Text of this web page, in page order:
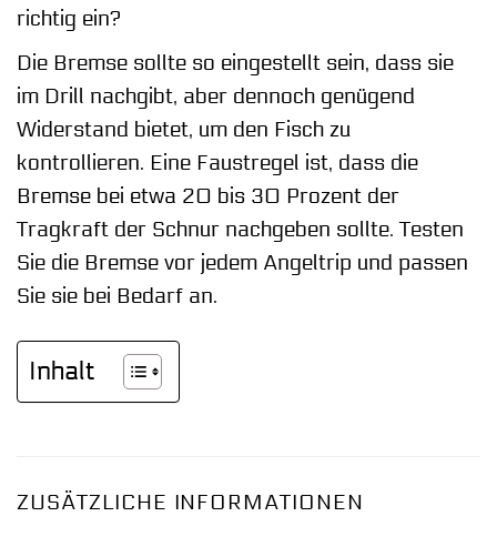
richtig ein?
Die Bremse sollte so eingestellt sein, dass sie
im Drill nachgibt, aber dennoch genügend
Widerstand bietet, um den Fisch zu
kontrollieren. Eine Faustregel ist, dass die
Bremse bei etwa 20 bis 30 Prozent der
Tragkraft der Schnur nachgeben sollte. Testen
Sie die Bremse vor jedem Angeltrip und passen
Sie sie bei Bedarf an.
Inhalt
ZUSÄTZLICHE INFORMATIONEN